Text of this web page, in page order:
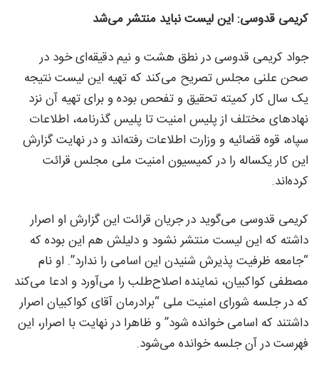
کریمی قدوسی: این لیست نباید منتشر می‌شد
جواد کریمی قدوسی در نطق هشت و نیم دقیقه‌ای خود در
صحن علنی مجلس تصریح می‌کند که تهیه این لیست نتیجه
یک سال کار کمیته تحقیق و تفحص بوده و برای تهیه آن نزد
نهادهای مختلف از پلیس امنیت تا پلیس گذرنامه، اطلاعات
سپاه، قوه قضائیه و وزارت اطلاعات رفته‌اند و در نهایت گزارش
این کار یکساله را در کمیسیون امنیت ملی مجلس قرائت
کرده‌اند.
کریمی قدوسی می‌گوید در جریان قرائت این گزارش او اصرار
داشته که این لیست منتشر نشود و دلیلش هم این بوده که
“جامعه ظرفیت پذیرش شنیدن این اسامی را ندارد”. او نام
مصطفی کواکبیان، نماینده اصلاح‌طلب را می‌آورد و ادعا می‌کند
که در جلسه شورای امنیت ملی “برادرمان آقای کواکبیان اصرار
داشتند که اسامی خوانده شود” و ظاهرا در نهایت با اصرار، این
فهرست در آن جلسه خوانده می‌شود.